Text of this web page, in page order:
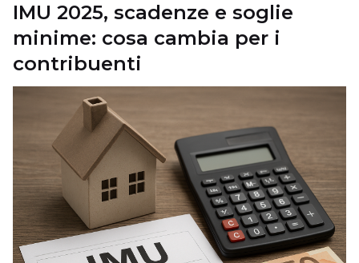
IMU 2025, scadenze e soglie
minime: cosa cambia per i
contribuenti